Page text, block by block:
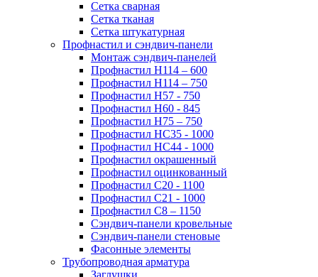
Сетка сварная
Сетка тканая
Сетка штукатурная
Профнастил и сэндвич-панели
Монтаж сэндвич-панелей
Профнастил Н114 – 600
Профнастил Н114 – 750
Профнастил Н57 - 750
Профнастил Н60 - 845
Профнастил Н75 – 750
Профнастил НС35 - 1000
Профнастил НС44 - 1000
Профнастил окрашенный
Профнастил оцинкованный
Профнастил С20 - 1100
Профнастил С21 - 1000
Профнастил С8 – 1150
Сэндвич-панели кровельные
Сэндвич-панели стеновые
Фасонные элементы
Трубопроводная арматура
Заглушки